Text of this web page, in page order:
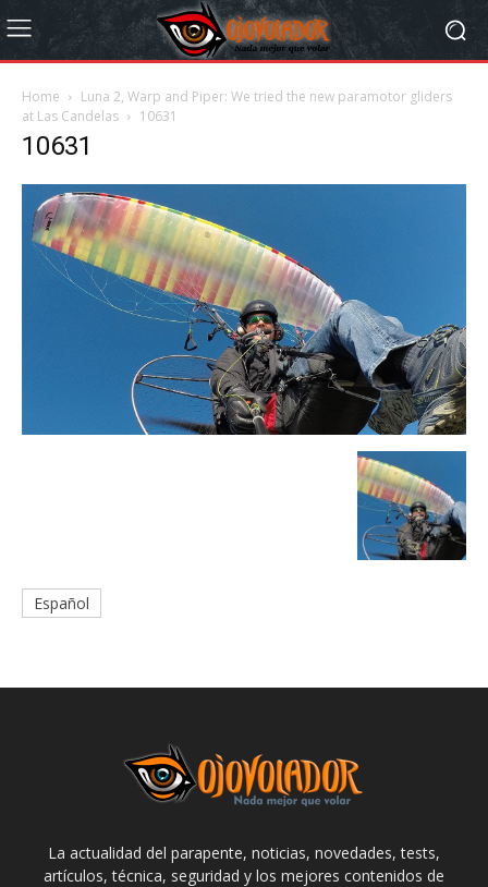
Home
Luna 2, Warp and Piper: We tried the new paramotor gliders
at Las Candelas
10631
10631
Español
La actualidad del parapente, noticias, novedades, tests,
artículos, técnica, seguridad y los mejores contenidos de